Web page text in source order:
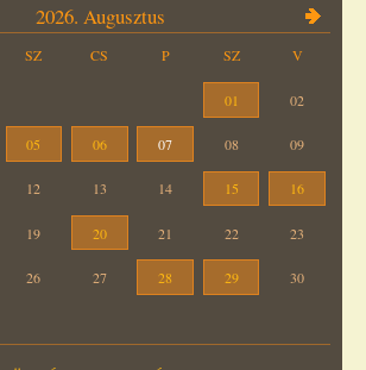
2026. Augusztus
SZ CS P SZ V
01 02
05 06 07 08 09
12 13 14 15 16
19 20 21 22 23
26 27 28 29 30